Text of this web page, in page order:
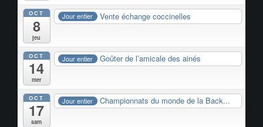
OCT
8
jeu
Jour entier Vente échange coccinelles
OCT
14
mer
Jour entier Goûter de l’amicale des ainés
OCT
17
sam
Jour entier Championnats du monde de la Back...